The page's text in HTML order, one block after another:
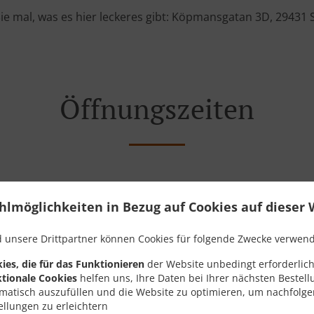
in Bezug auf Cookies auf dieser
unsere Drittpartner können Cookies für folgende Zwecke
die für das Funktionieren der Website unbedingt
Cookies helfen uns, Ihre Daten bei Ihrer nächsten
auszufüllen und die Website zu optimieren, um
zu erleichtern
mal, was es hier leckeres gibt: Köpmansgatan 3D, 29431
Öffnungszeiten
Sonntag
12:30 - 20:00